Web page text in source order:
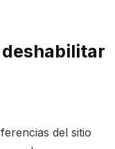
del sitio